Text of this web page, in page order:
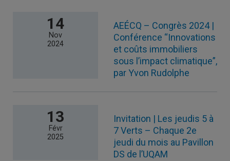
14
Nov
2024
AEÉCQ – Congrès 2024 |
Conférence “Innovations
et coûts immobiliers
sous l’impact climatique”,
par Yvon Rudolphe
13
Févr
2025
Invitation | Les jeudis 5 à
7 Verts – Chaque 2e
jeudi du mois au Pavillon
DS de l’UQAM